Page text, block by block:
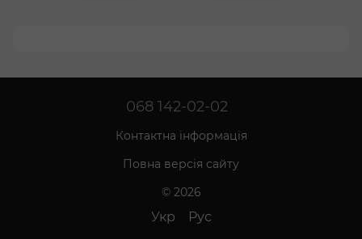
068 142-02-02
Контактна інформація
Повна версія сайту
© 2026
Укр Рус